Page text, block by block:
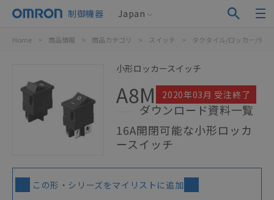
制御機器 Japan
Home > 商品情報 > 商品カテゴリ > スイッチ > タクタイル/ロッカー/ディ
小形ロッカースイッチ
A8M 2020年03月 受注終了
ダウンロード資料一覧
16A開閉可能な小形ロッカ
ースイッチ
この形・シリーズをマイリストに追加